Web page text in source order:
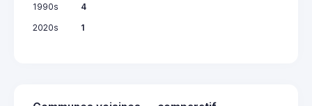
1990s
4
2020s
1